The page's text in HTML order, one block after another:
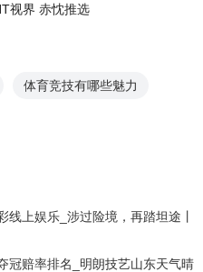
视界 赤忱推选
体育竞技有哪些魅力
线上娱乐_涉过险境，再踏坦途丨
冠赔率排名_明朗技艺山东天气晴